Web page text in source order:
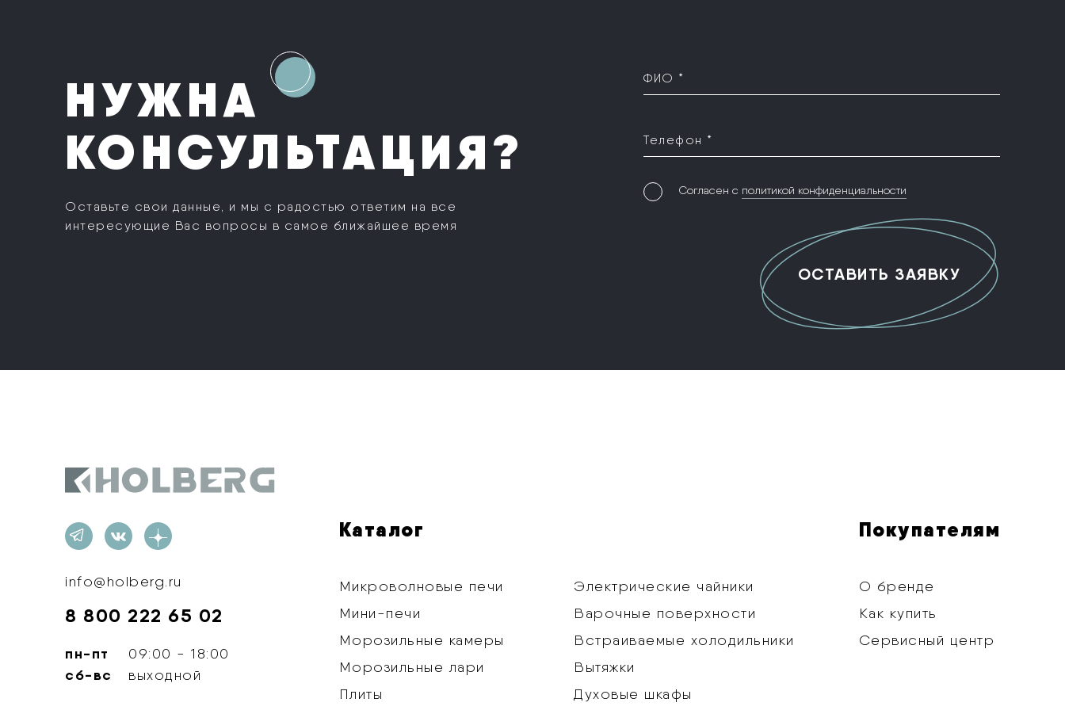
НУЖНА
КОНСУЛЬТАЦИЯ?
Оставьте свои данные, и мы с радостью ответим на все
интересующие Вас вопросы в самое ближайшее время
ФИО *
Телефон *
Согласен с политикой конфиденциальности
info@holberg.ru
8 800 222 65 02
пн-пт 09:00 - 18:00
сб-вс выходной
Каталог
Микроволновые печи
Мини-печи
Морозильные камеры
Морозильные лари
Плиты
Электрические чайники
Варочные поверхности
Встраиваемые холодильники
Вытяжки
Духовые шкафы
Покупателям
О бренде
Как купить
Сервисный центр